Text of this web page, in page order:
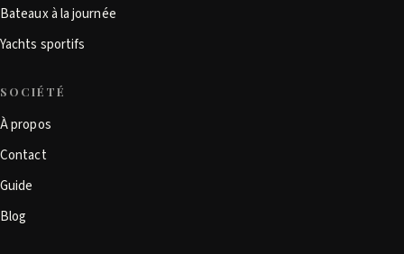
Bateaux à la journée
Yachts sportifs
SOCIÉTÉ
À propos
Contact
Guide
Blog